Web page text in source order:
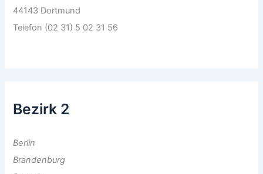
44143 Dortmund
Telefon (02 31) 5 02 31 56
Bezirk 2
Berlin
Brandenburg